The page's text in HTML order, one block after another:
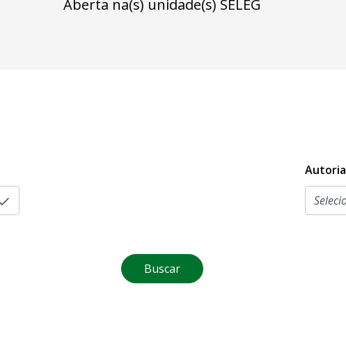
Aberta na(s) unidade(s) SELEG
Autoria
Buscar